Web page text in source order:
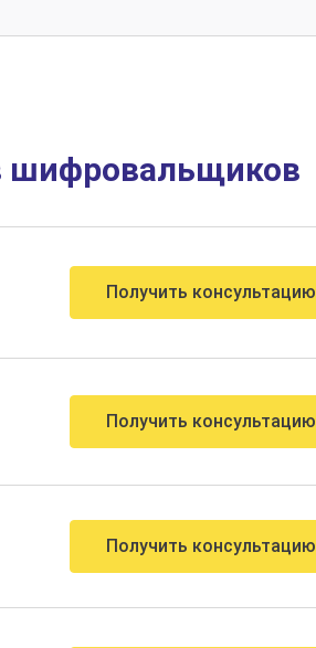
шифровальщиков
Получить консультацию
Получить консультацию
Получить консультацию